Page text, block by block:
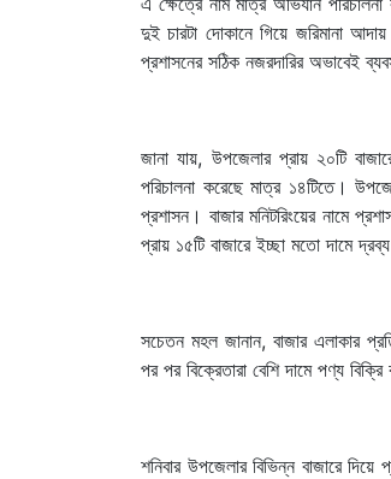
দুই চারটা দোকানে গিয়ে জরিমানা
প্রশাসনের সঠিক নজরদারির অভাবেই
জানা যায়, উপজেলার প্রায় ২০টি
পরিচালনা করেছে মাত্র ১৪টিতে।
প্রশাসন। বাজার মনিটরিংয়ের নামে
প্রায় ১৫টি বাজারে ইচ্ছা মতো দামে
সচেতন মহল জানান, বাজার এলাকার
পর পর বিক্রেতারা বেশি দামে পণ্য
শনিবার উপজেলার বিভিন্ন বাজারে